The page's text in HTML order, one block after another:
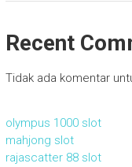
Recent
Tidak ada komentar
olympus 1000 slot
mahjong slot
rajascatter 88 slot